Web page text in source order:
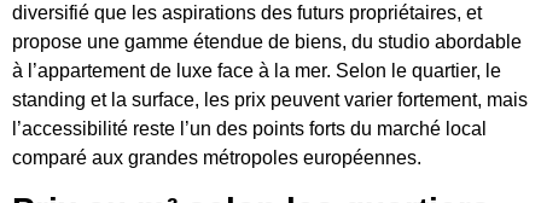
diversifié que les aspirations des futurs propriétaires, et
propose une gamme étendue de biens, du studio abordable
à l’appartement de luxe face à la mer. Selon le quartier, le
standing et la surface, les prix peuvent varier fortement, mais
l’accessibilité reste l’un des points forts du marché local
comparé aux grandes métropoles européennes.